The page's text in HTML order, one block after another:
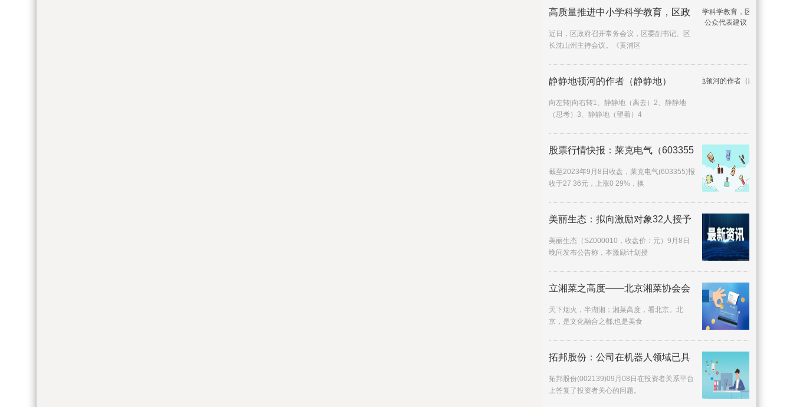
高质量推进中小学科学教育，区政
近日，区政府召开常务会议，区委副书记、区
长沈山州主持会议。《黄浦区
静静地顿河的作者（静静地）
向左转|向右转1、静静地（离去）2、静静地
（思考）3、静静地（望着）4
股票行情快报：莱克电气（603355
截至2023年9月8日收盘，莱克电气(603355)报
收于27 36元，上涨0 29%，换
美丽生态：拟向激励对象32人授予
美丽生态（SZ000010，收盘价：元）9月8日
晚间发布公告称，本激励计划授
立湘菜之高度——北京湘菜协会会
天下烟火，半湖湘；湘菜高度，看北京。北
京，是文化融合之都,也是美食
拓邦股份：公司在机器人领域已具
拓邦股份(002139)09月08日在投资者关系平台
上答复了投资者关心的问题。